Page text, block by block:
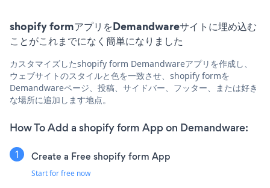
shopify formアプリをDemandwareサイトに埋め込む
ことがこれまでになく簡単になりました
カスタマイズしたshopify form Demandwareアプリを作成し、
ウェブサイトのスタイルと色を一致させ、shopify formを
Demandwareページ、投稿、サイドバー、フッター、または好き
な場所に追加します地点。
How To Add a shopify form App on Demandware:
Create a Free shopify form App
Start for free now